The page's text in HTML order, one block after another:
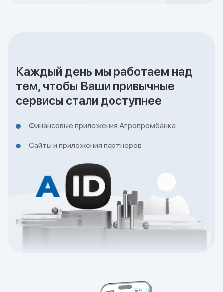
Каждый день мы работаем над
тем, чтобы Ваши привычные
сервисы стали доступнее
Финансовые приложения Агропромбанка
Сайты и приложения партнеров